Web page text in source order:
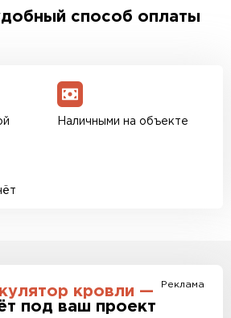
деталей и расчета
вы можете ознакомиться с
способ оплаты
Наличными на объекте
Реклама
кровли —
под ваш проект